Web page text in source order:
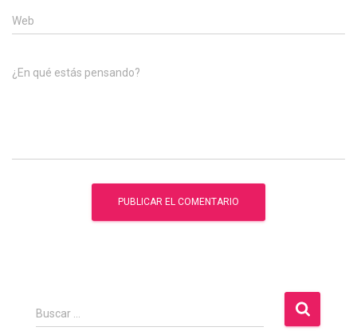
Web
¿En qué estás pensando?
B
u
Buscar …